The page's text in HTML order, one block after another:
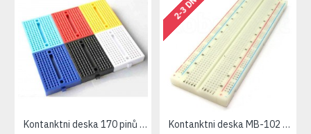
Kontanktni deska 170 pinů Arduino Breadboard Kontanktni deska MB-102 Arduino